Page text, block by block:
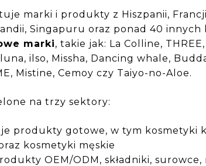
marki i produkty z Hiszpanii,
Singapuru oraz ponad 40 innych
marki, takie jak: La Colline,
ilso, Missha, Dancing whale,
Mistine, Cemoy czy Taiyo-no-Aloe.
na trzy sektory:
produkty gotowe, w tym kosmetyki
kosmetyki męskie
OEM/ODM, składniki, surowce,